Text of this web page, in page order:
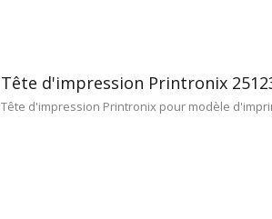
Tête d'impression Printronix
Tête d'impression Printronix pour modèle